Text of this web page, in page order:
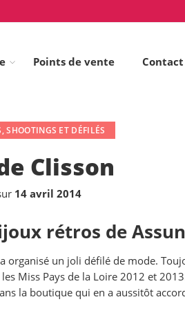
Points de vente Contact
,SHOOTINGS ET DÉFILÉS
Clisson
14 avril 2014
rétros de
organisé un joli défilé de mode.
Miss Pays de la Loire 2012 et
la boutique qui en a aussitôt